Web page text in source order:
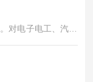
对电子电工、汽车
单位等相关产品的